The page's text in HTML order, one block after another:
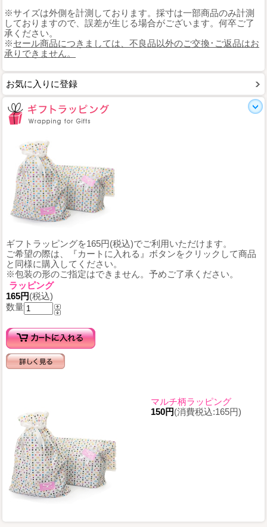
※サイズは外側を計測しております。採寸は一部商品のみ計測
しておりますので、誤差が生じる場合がございます。何卒ご了
承ください。
※セール商品につきましては、不良品以外のご交換･ご返品はお
承りできません。
お気に入りに登録
ギフトラッピングを165円(税込)でご利用いただけます。
ご希望の際は、『カートに入れる』ボタンをクリックして商品
と同様に購入してください。
※包装の形のご指定はできません。予めご了承ください。
ラッピング
165円(税込)
数量
マルチ柄ラッピング
150円(消費税込:165円)